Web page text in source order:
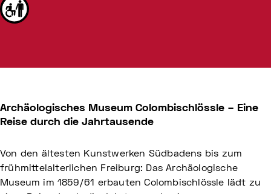
Archäologisches Museum Colombischlössle – Eine
Reise durch die Jahrtausende
Von den ältesten Kunstwerken Südbadens bis zum
frühmittelalterlichen Freiburg: Das Archäologische
Museum im 1859/61 erbauten Colombischlössle lädt zu